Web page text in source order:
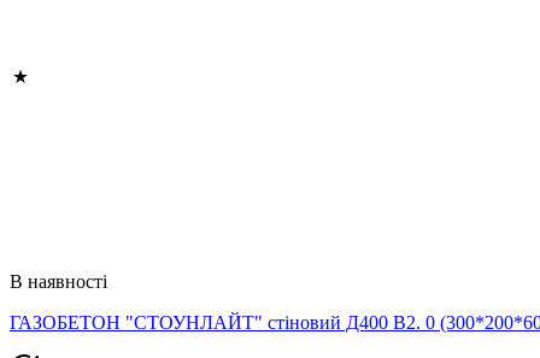
В наявності
ГАЗОБЕТОН "СТОУНЛАЙТ" стіновий Д400 В2. 0